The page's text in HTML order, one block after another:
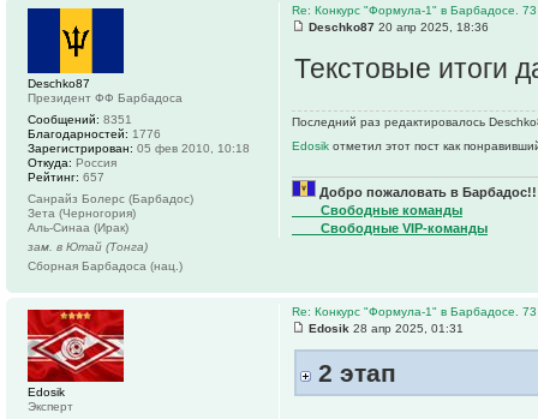
Re: Конкурс "Формула-1" в Барбадосе. 73
Deschko87 20 апр 2025, 18:36
Текстовые итоги
Последний раз редактировалось
Edosik отметил этот пост как
Добро пожаловать в
____Свободные команды
____Свободные VIP-команды
Deschko87
Президент ФФ Барбадоса
Сообщений: 8351
Благодарностей: 1776
Зарегистрирован: 05 фев 2010, 10:18
Откуда: Россия
Рейтинг: 657
Санрайз Болерс (Барбадос)
Зета (Черногория)
Аль-Синаа (Ирак)
зам. в Ютай (Тонга)
Сборная Барбадоса (нац.)
Re: Конкурс "Формула-1" в Барбадосе. 73
Edosik 28 апр 2025, 01:31
2 этап
Edosik
Эксперт